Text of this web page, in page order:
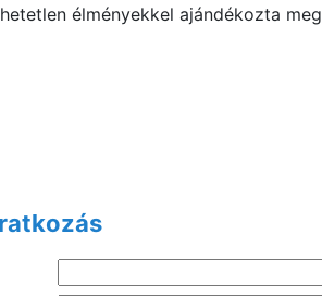
élményekkel ajándékozta